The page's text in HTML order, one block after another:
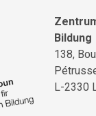
Bildung
138,
L-2330